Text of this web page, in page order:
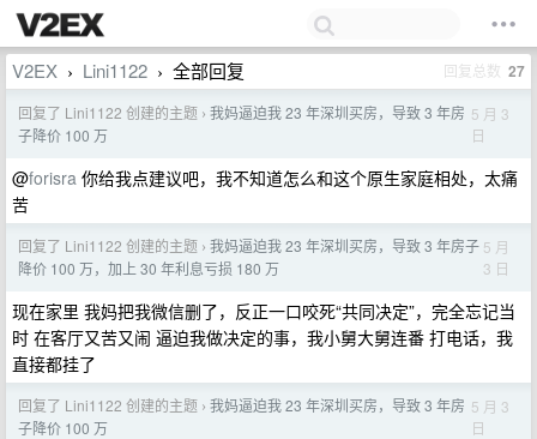
V2EX › Lini1122 › 全部回复 回复总数 27
回复了 Lini1122 创建的主题 › 我妈逼迫我 23 年深圳买房，导致 3 年房
子降价 100 万
5 月 3
日
@forisra 你给我点建议吧，我不知道怎么和这个原生家庭相处，太痛
苦
回复了 Lini1122 创建的主题 › 我妈逼迫我 23 年深圳买房，导致 3 年房子
降价 100 万，加上 30 年利息亏损 180 万
5 月
3 日
现在家里 我妈把我微信删了，反正一口咬死“共同决定”，完全忘记当
时 在客厅又苦又闹 逼迫我做决定的事，我小舅大舅连番 打电话，我
直接都挂了
回复了 Lini1122 创建的主题 › 我妈逼迫我 23 年深圳买房，导致 3 年房
子降价 100 万
5 月 3
日